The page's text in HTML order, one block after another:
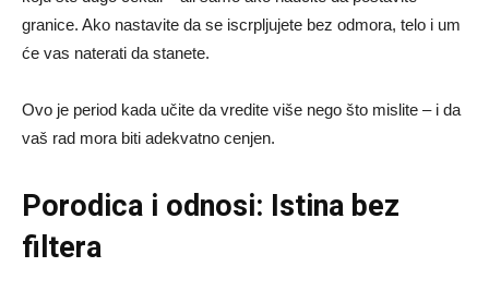
granice. Ako nastavite da se iscrpljujete bez odmora, telo i um
će vas naterati da stanete.
Ovo je period kada učite da vredite više nego što mislite – i da
vaš rad mora biti adekvatno cenjen.
Porodica i odnosi: Istina bez
filtera